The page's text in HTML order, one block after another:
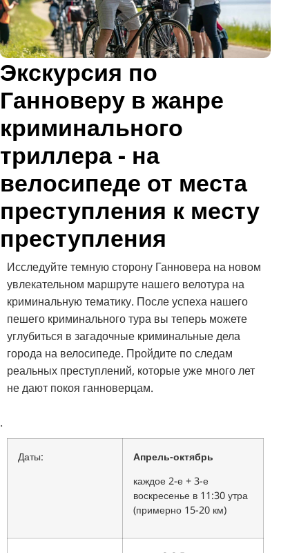
Экскурсия по
Ганноверу в жанре
криминального
триллера - на
велосипеде от места
преступления к месту
преступления
Исследуйте темную сторону Ганновера на новом
увлекательном маршруте нашего велотура на
криминальную тематику. После успеха нашего
пешего криминального тура вы теперь можете
углубиться в загадочные криминальные дела
города на велосипеде. Пройдите по следам
реальных преступлений, которые уже много лет
не дают покоя ганноверцам.
.
Даты:
Апрель-октябрь
каждое 2-е + 3-е
воскресенье в 11:30 утра
(примерно 15-20 км)